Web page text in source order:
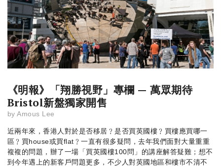
《明報》「翔勝視野」專欄 — 萬眾期待
Bristol新盤獨家開售
by Amous Lee
近兩年來，香港人對於是否移居﹖是否買英國樓﹖買樓應買哪一
區﹖買house或買flat﹖一直有很多疑問，去年我們面對大量重重
複複的問題，辦了一場「買英國樓100問」的講座解答疑難；想不
到今年遇上的新客戶問題更多，不少人對英國地區和樓市不清不